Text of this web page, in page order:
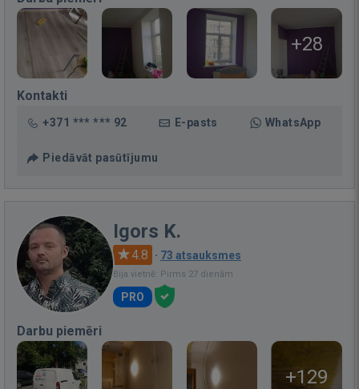
+28
Kontakti
+371 *** *** 92 E-pasts WhatsApp
Piedāvāt pasūtījumu
Igors K.
4.8 · 73 atsauksmes
Bija vietnē: Pirms 27 dienām
PRO
Darbu piemēri
+129